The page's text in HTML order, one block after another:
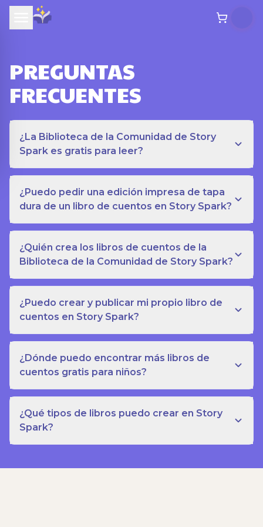
PREGUNTAS
FRECUENTES
¿La Biblioteca de la Comunidad de Story
Spark es gratis para leer?
¿Puedo pedir una edición impresa de tapa
dura de un libro de cuentos en Story Spark?
¿Quién crea los libros de cuentos de la
Biblioteca de la Comunidad de Story Spark?
¿Puedo crear y publicar mi propio libro de
cuentos en Story Spark?
¿Dónde puedo encontrar más libros de
cuentos gratis para niños?
¿Qué tipos de libros puedo crear en Story
Spark?